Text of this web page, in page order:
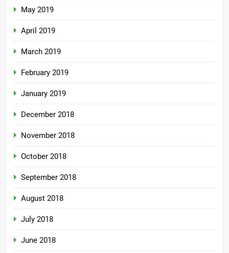
May 2019
April 2019
March 2019
February 2019
January 2019
December 2018
November 2018
October 2018
September 2018
August 2018
July 2018
June 2018